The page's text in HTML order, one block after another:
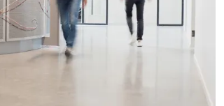
applicaties